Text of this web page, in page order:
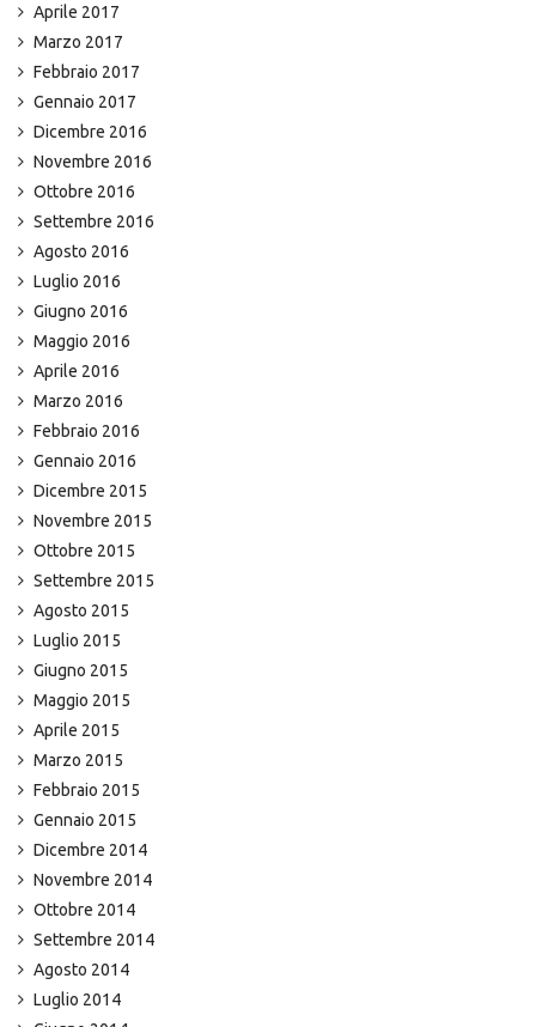
Aprile 2017
Marzo 2017
Febbraio 2017
Gennaio 2017
Dicembre 2016
Novembre 2016
Ottobre 2016
Settembre 2016
Agosto 2016
Luglio 2016
Giugno 2016
Maggio 2016
Aprile 2016
Marzo 2016
Febbraio 2016
Gennaio 2016
Dicembre 2015
Novembre 2015
Ottobre 2015
Settembre 2015
Agosto 2015
Luglio 2015
Giugno 2015
Maggio 2015
Aprile 2015
Marzo 2015
Febbraio 2015
Gennaio 2015
Dicembre 2014
Novembre 2014
Ottobre 2014
Settembre 2014
Agosto 2014
Luglio 2014